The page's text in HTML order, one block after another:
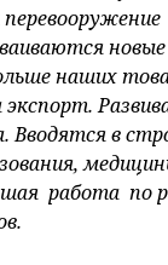
наших
Вводятся в
работа по